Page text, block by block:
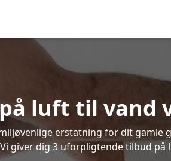
luft til vand
erstatning for dit
giver dig 3 uforpligtende tilbud